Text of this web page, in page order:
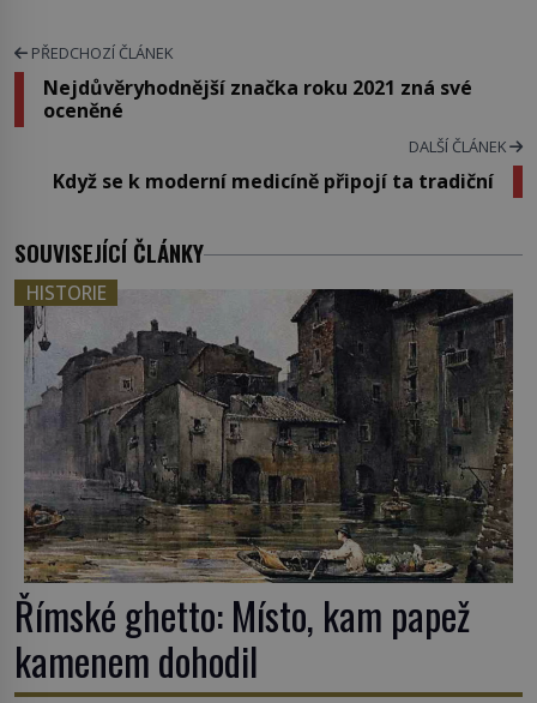
PŘEDCHOZÍ ČLÁNEK
Nejdůvěryhodnější značka roku 2021 zná své
oceněné
DALŠÍ ČLÁNEK
Když se k moderní medicíně připojí ta tradiční
SOUVISEJÍCÍ ČLÁNKY
HISTORIE
Římské ghetto: Místo, kam papež
kamenem dohodil